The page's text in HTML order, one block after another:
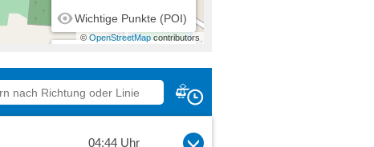
Wichtige Punkte (POI)
© OpenStreetMap contributors
04:44 Uhr